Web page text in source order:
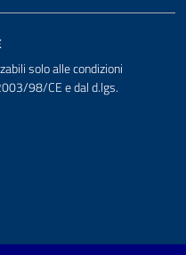
solo alle condizioni
98/CE e dal d.lgs.